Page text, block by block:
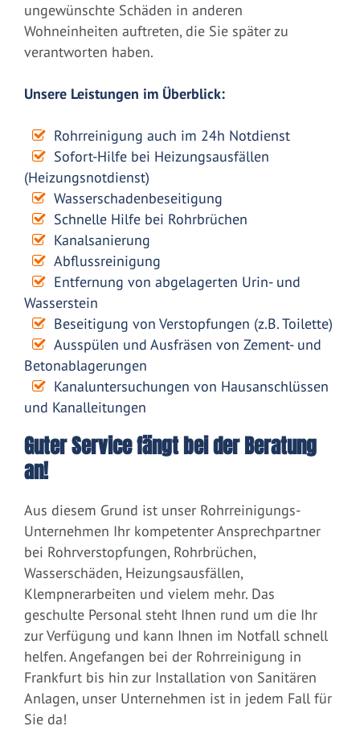
ungewünschte Schäden in anderen
Wohneinheiten auftreten, die Sie später zu
verantworten haben.
Unsere Leistungen im Überblick:
Rohrreinigung auch im 24h Notdienst
Sofort-Hilfe bei Heizungsausfällen
(Heizungsnotdienst)
Wasserschadenbeseitigung
Schnelle Hilfe bei Rohrbrüchen
Kanalsanierung
Abflussreinigung
Entfernung von abgelagerten Urin- und
Wasserstein
Beseitigung von Verstopfungen (z.B. Toilette)
Ausspülen und Ausfräsen von Zement- und
Betonablagerungen
Kanaluntersuchungen von Hausanschlüssen
und Kanalleitungen
Guter Service fängt bei der Beratung
an!
Aus diesem Grund ist unser Rohrreinigungs-
Unternehmen Ihr kompetenter Ansprechpartner
bei Rohrverstopfungen, Rohrbrüchen,
Wasserschäden, Heizungsausfällen,
Klempnerarbeiten und vielem mehr. Das
geschulte Personal steht Ihnen rund um die Ihr
zur Verfügung und kann Ihnen im Notfall schnell
helfen. Angefangen bei der Rohrreinigung in
Frankfurt bis hin zur Installation von Sanitären
Anlagen, unser Unternehmen ist in jedem Fall für
Sie da!